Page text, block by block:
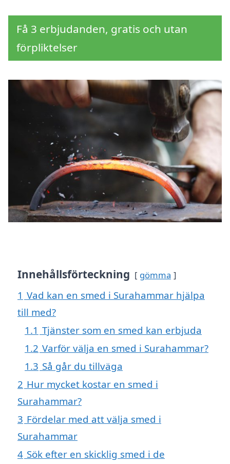
Få 3 erbjudanden, gratis och utan
förpliktelser
Innehållsförteckning gömma
1 Vad kan en smed i Surahammar hjälpa
till med?
1.1 Tjänster som en smed kan erbjuda
1.2 Varför välja en smed i Surahammar?
1.3 Så går du tillväga
2 Hur mycket kostar en smed i
Surahammar?
3 Fördelar med att välja smed i
Surahammar
4 Sök efter en skicklig smed i de